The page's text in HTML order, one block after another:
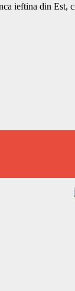
ieftina din Est,